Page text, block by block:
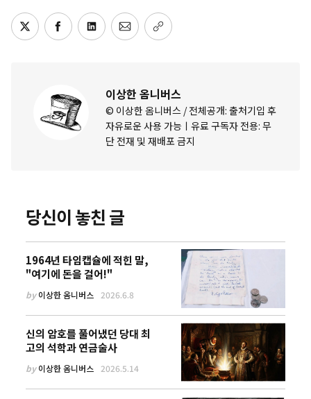
이상한 옴니버스
© 이상한 옴니버스 / 전체공개: 출처기입 후
자유로운 사용 가능ㅣ유료 구독자 전용: 무
단 전재 및 재배포 금지
당신이 놓친 글
1964년 타임캡슐에 적힌 말,
"여기에 돈을 걸어!"
by이상한 옴니버스 2026.6.8
신의 암호를 풀어냈던 당대 최
고의 석학과 연금술사
by이상한 옴니버스 2026.5.14